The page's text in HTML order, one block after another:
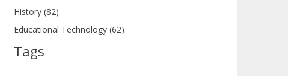
History (82)
Educational Technology (62)
Tags